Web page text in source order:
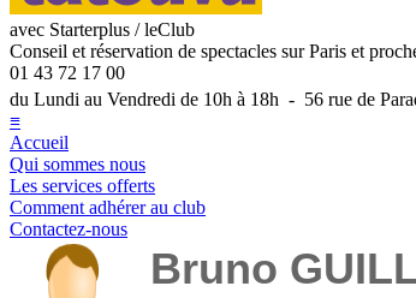
avec Starterplus / leClub
Conseil et réservation de spectacles sur Paris et
01 43 72 17 00
du Lundi au Vendredi de 10h à 18h - 56 rue de
≡
Accueil
Qui sommes nous
Les services offerts
Comment adhérer au club
Contactez-nous
Bruno